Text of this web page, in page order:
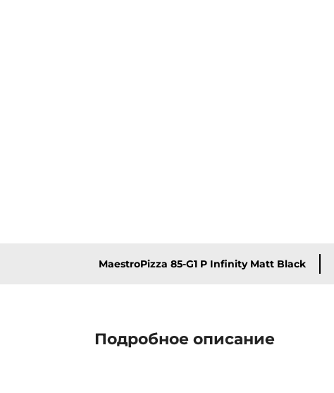
MaestroPizza 85-G1 P Infinity Matt Black
Подробное описание